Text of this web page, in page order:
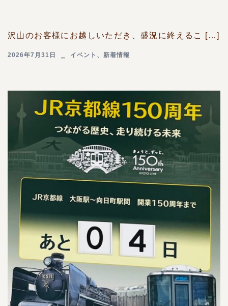
沢山のお客様にお越しいただき、盛況に終えるこ […]
2026年7月31日 イベント 、 新着情報